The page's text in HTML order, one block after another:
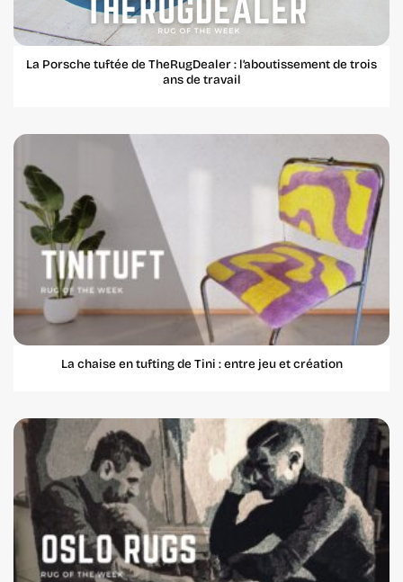
La Porsche tuftée de TheRugDealer : l’aboutissement de trois
ans de travail
La chaise en tufting de Tini : entre jeu et création